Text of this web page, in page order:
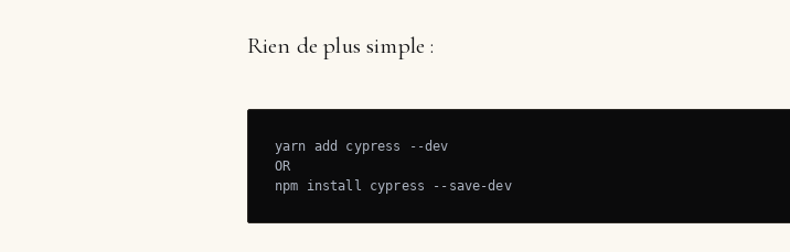
Rien de plus simple :
yarn add cypress --dev
OR
npm install cypress --save-dev